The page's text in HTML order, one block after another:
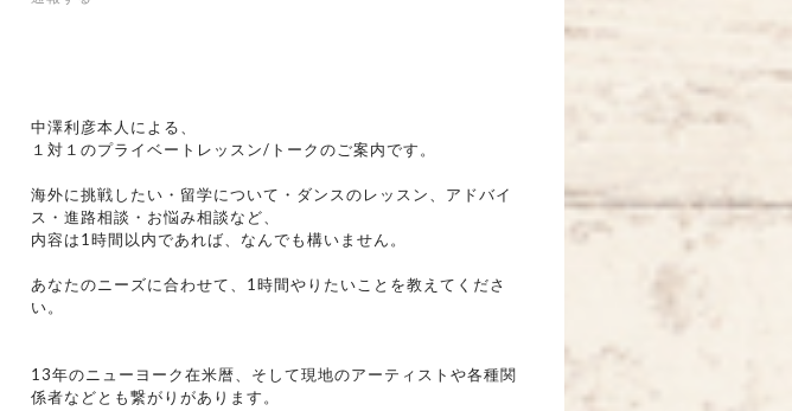
中澤利彦本人による、
１対１のプライベートレッスン/トークのご案内です。
海外に挑戦したい・留学について・ダンスのレッスン、アドバイ
ス・進路相談・お悩み相談など、
内容は1時間以内であれば、なんでも構いません。
あなたのニーズに合わせて、1時間やりたいことを教えてくださ
い。
13年のニューヨーク在米暦、そして現地のアーティストや各種関
係者などとも繋がりがあります。